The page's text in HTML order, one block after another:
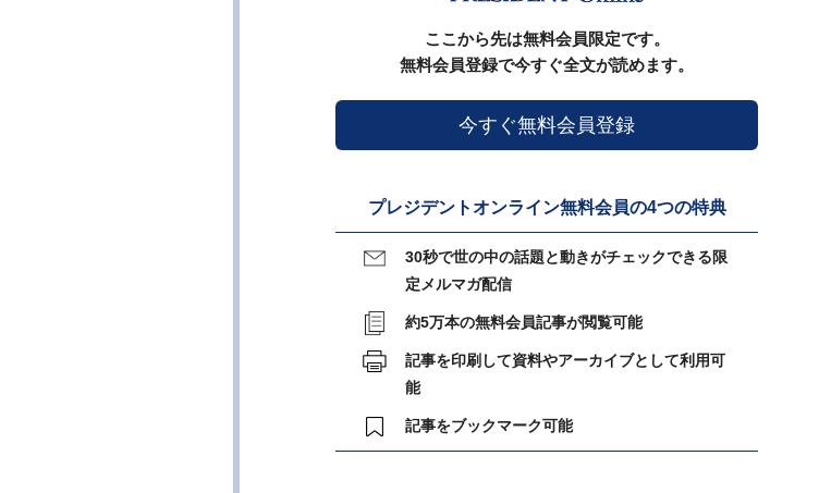
ここから先は無料会員限定です。
無料会員登録で今すぐ全文が読めます。
今すぐ無料会員登録
プレジデントオンライン無料会員の4つの特典
30秒で世の中の話題と動きがチェックできる限
定メルマガ配信
約5万本の無料会員記事が閲覧可能
記事を印刷して資料やアーカイブとして利用可
能
記事をブックマーク可能